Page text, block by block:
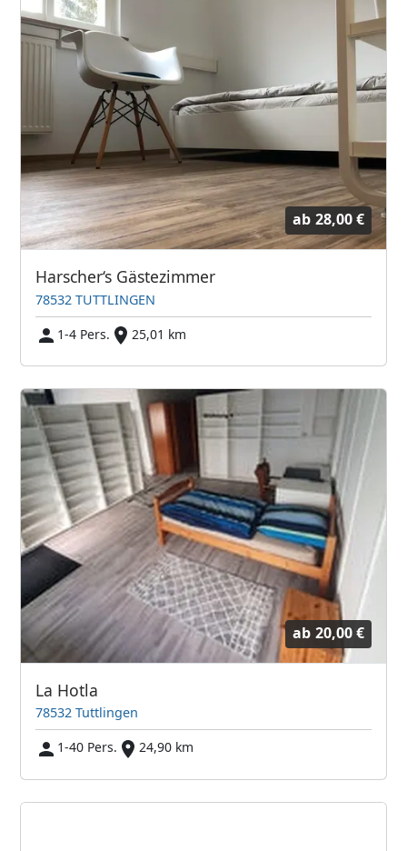
ab 28,00 €
Harscher‘s Gästezimmer
78532 TUTTLINGEN
1-4 Pers.
25,01 km
ab 20,00 €
La Hotla
78532 Tuttlingen
1-40 Pers.
24,90 km